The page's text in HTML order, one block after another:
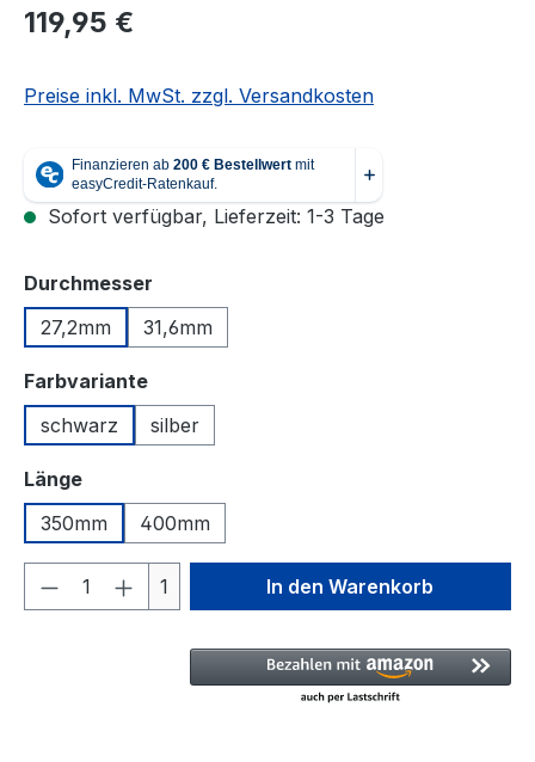
Regulärer Preis:
119,95 €
Preise inkl. MwSt. zzgl. Versandkosten
Sofort verfügbar, Lieferzeit: 1-3 Tage
Durchmesser
27,2mm
31,6mm
Farbvarianteauswählen
schwarz
silber
Längeauswählen
350mm
400mm
Produkt Anzahl: Gib den
1 In den Warenkorb